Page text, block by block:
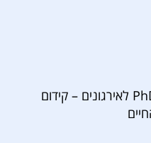
הרצאות של ד”ר איתן לוי PhD לאירגונים – קידום